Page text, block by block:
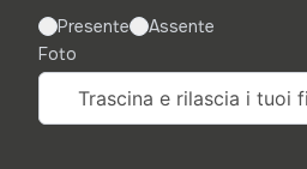
Presente
Assente
Foto
Trascina e rilascia i tuoi